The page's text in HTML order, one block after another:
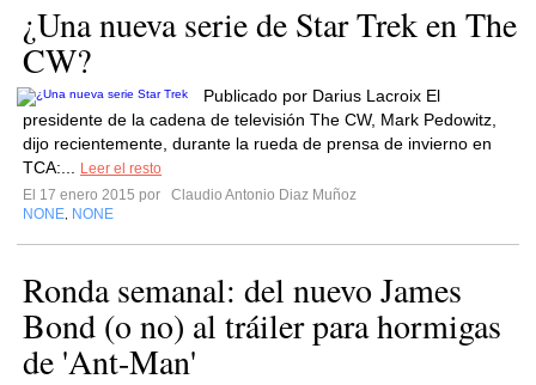
¿Una nueva serie de Star Trek en The
CW?
Publicado por Darius Lacroix El
presidente de la cadena de televisión The CW, Mark Pedowitz,
dijo recientemente, durante la rueda de prensa de invierno en
TCA:...
Leer el resto
El 17 enero 2015 por
Claudio Antonio Diaz Muñoz
NONE NONE
Ronda semanal: del nuevo James
Bond (o no) al tráiler para hormigas
de 'Ant-Man'